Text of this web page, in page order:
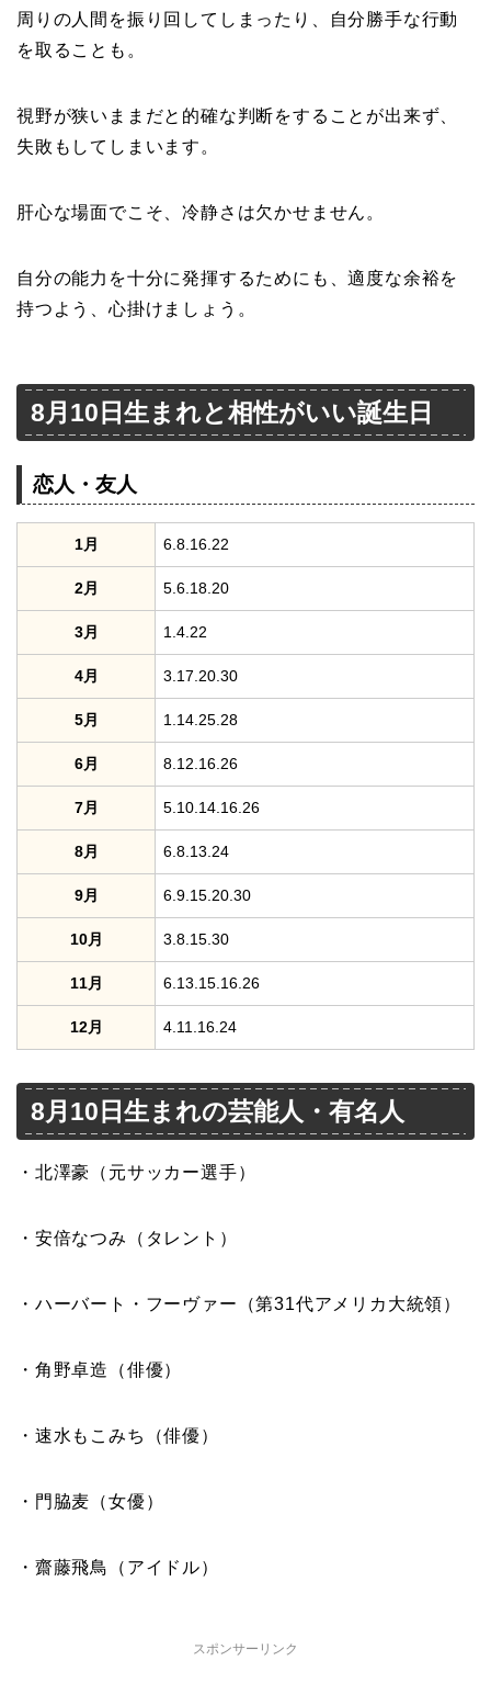
周りの人間を振り回してしまったり、自分勝手な行動
を取ることも。
視野が狭いままだと的確な判断をすることが出来ず、
失敗もしてしまいます。
肝心な場面でこそ、冷静さは欠かせません。
自分の能力を十分に発揮するためにも、適度な余裕を
持つよう、心掛けましょう。
8月10日生まれと相性がいい誕生日
恋人・友人
1月 6.8.16.22
2月 5.6.18.20
3月 1.4.22
4月 3.17.20.30
5月 1.14.25.28
6月 8.12.16.26
7月 5.10.14.16.26
8月 6.8.13.24
9月 6.9.15.20.30
10月 3.8.15.30
11月 6.13.15.16.26
12月 4.11.16.24
8月10日生まれの芸能人・有名人
・北澤豪（元サッカー選手）
・安倍なつみ（タレント）
・ハーバート・フーヴァー（第31代アメリカ大統領）
・角野卓造（俳優）
・速水もこみち（俳優）
・門脇麦（女優）
・齋藤飛鳥（アイドル）
スポンサーリンク